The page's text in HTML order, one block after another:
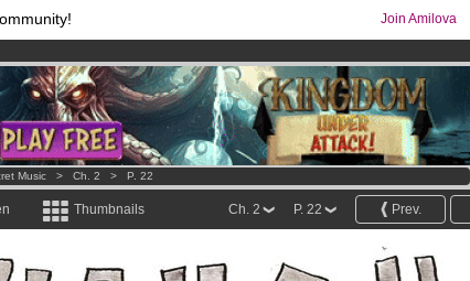
Join Amilova
& mangas!.
month !Get membership now
Music > Ch. 2 > P. 22
Thumbnails Prev.
P. 22
Ch. 2